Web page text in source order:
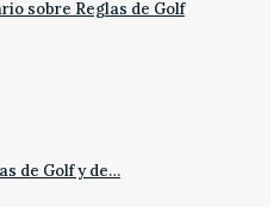
sobre Reglas de Golf
de Golf y de…